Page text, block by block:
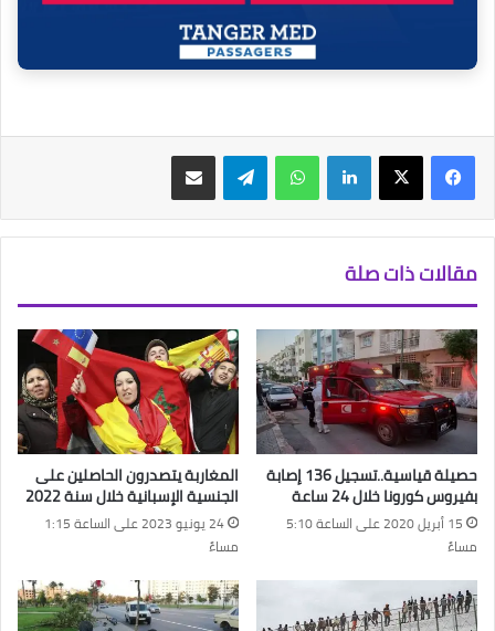
فيسبوك‫X لينكدإن واتساب تيلقرام مشاركة عبر البريد
مقالات ذات صلة
حصيلة قياسية..تسجيل 136 إصابة
بفيروس كورونا خلال 24 ساعة
15 أبريل 2020 على الساعة 5:10
مساءً
المغاربة يتصدرون الحاصلين على
الجنسية الإسبانية خلال سنة 2022
24 يونيو 2023 على الساعة 1:15
مساءً